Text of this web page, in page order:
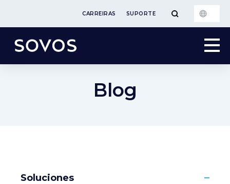
CARREIRAS SUPORTE
Blog
Soluciones